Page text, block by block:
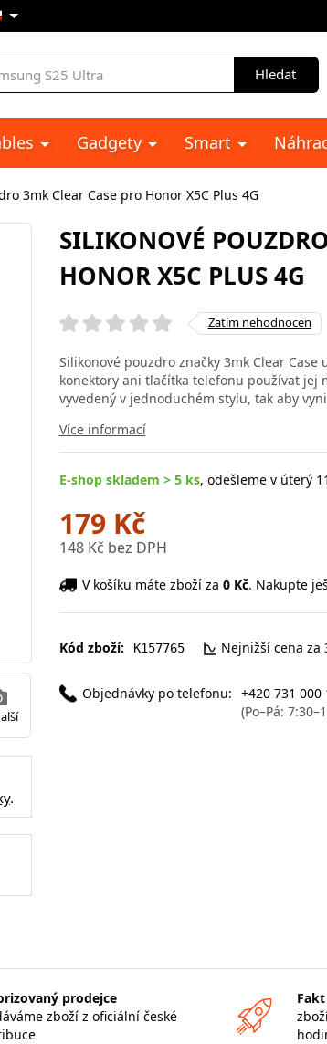
Hledat
Gadgety Smart
3mk Clear Case pro Honor X5C Plus 4G
.
SILIKONOVÉ
HONOR X5C PLUS 4G
Zatím nehodnocen
Silikonové pouzdro značky 3mk Clear
konektory ani tlačítka telefonu používat jej
vyvedený v jednoduchém stylu, tak aby
Více informací
E-shop skladem > 5 ks, odešleme v úterý
179 Kč
148 Kč bez DPH
V košíku máte zboží za 0 Kč. Nakupte
Kód zboží: K157765 Nejnižší cena za
Objednávky po telefonu: +420 731 000
(Po–Pá:
prodejce
zboží z oficiální české